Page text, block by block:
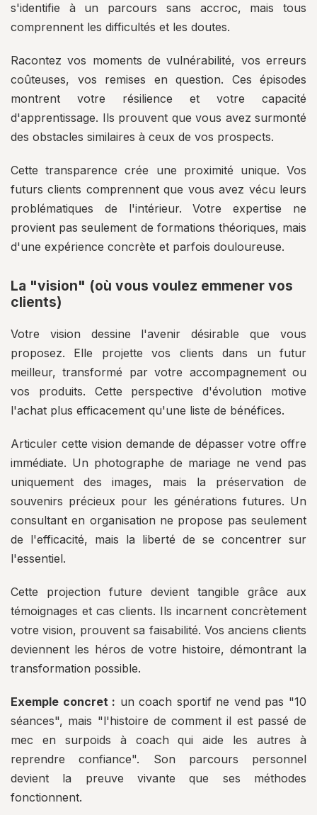
s'identifie à un parcours sans accroc, mais tous
comprennent les difficultés et les doutes.
Racontez vos moments de vulnérabilité, vos erreurs
coûteuses, vos remises en question. Ces épisodes
montrent votre résilience et votre capacité
d'apprentissage. Ils prouvent que vous avez surmonté
des obstacles similaires à ceux de vos prospects.
Cette transparence crée une proximité unique. Vos
futurs clients comprennent que vous avez vécu leurs
problématiques de l'intérieur. Votre expertise ne
provient pas seulement de formations théoriques, mais
d'une expérience concrète et parfois douloureuse.
La "vision" (où vous voulez emmener vos
clients)
Votre vision dessine l'avenir désirable que vous
proposez. Elle projette vos clients dans un futur
meilleur, transformé par votre accompagnement ou
vos produits. Cette perspective d'évolution motive
l'achat plus efficacement qu'une liste de bénéfices.
Articuler cette vision demande de dépasser votre offre
immédiate. Un photographe de mariage ne vend pas
uniquement des images, mais la préservation de
souvenirs précieux pour les générations futures. Un
consultant en organisation ne propose pas seulement
de l'efficacité, mais la liberté de se concentrer sur
l'essentiel.
Cette projection future devient tangible grâce aux
témoignages et cas clients. Ils incarnent concrètement
votre vision, prouvent sa faisabilité. Vos anciens clients
deviennent les héros de votre histoire, démontrant la
transformation possible.
Exemple concret : un coach sportif ne vend pas "10
séances", mais "l'histoire de comment il est passé de
mec en surpoids à coach qui aide les autres à
reprendre confiance". Son parcours personnel
devient la preuve vivante que ses méthodes
fonctionnent.